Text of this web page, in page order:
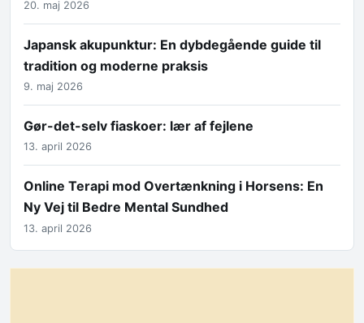
20. maj 2026
Japansk akupunktur: En dybdegående guide til
tradition og moderne praksis
9. maj 2026
Gør-det-selv fiaskoer: lær af fejlene
13. april 2026
Online Terapi mod Overtænkning i Horsens: En
Ny Vej til Bedre Mental Sundhed
13. april 2026